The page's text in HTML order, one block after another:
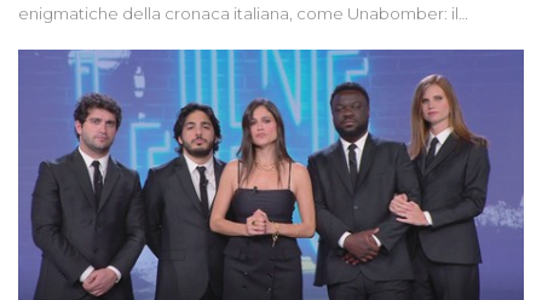
enigmatiche della cronaca italiana, come Unabomber: il
'90 e il 2000 che, inquietantemente, potrebbe essere ancora in
libertà. Lo speciale affronta inoltre le zone d'ombra sul Mostro di
Firenze, le cui responsabilità appaiono ancora oggi avvolte in un
groviglio di dubbi mai chiariti. Nel corso dello speciale anche
l'intervista inedita a Olindo Romano, realizzata ne...